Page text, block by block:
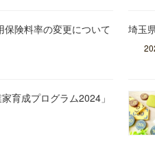
保険料率の変更について 埼玉
育成プログラム2024」